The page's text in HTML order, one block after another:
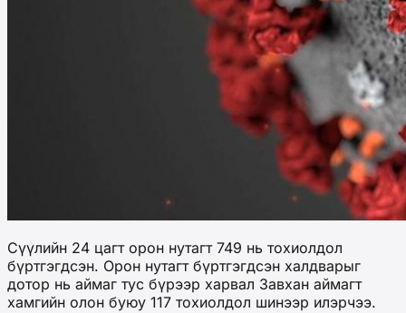
Сүүлийн 24 цагт орон нутагт 749 нь тохиолдол
бүртгэгдсэн. Орон нутагт бүртгэгдсэн халдварыг
дотор нь аймаг тус бүрээр харвал Завхан аймагт
хамгийн олон буюу 117 тохиолдол шинээр илэрчээ.